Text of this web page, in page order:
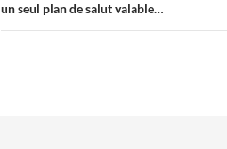
un seul plan de salut valable…